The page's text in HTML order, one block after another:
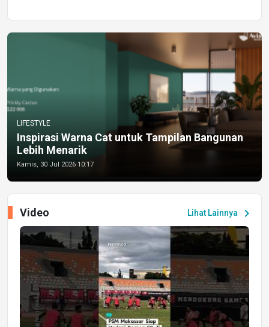
LIFESTYLE
Inspirasi Warna Cat untuk Tampilan Bangunan
Lebih Menarik
Kamis, 30 Jul 2026 10:17
Lihat Lainnya chevron_right
Video